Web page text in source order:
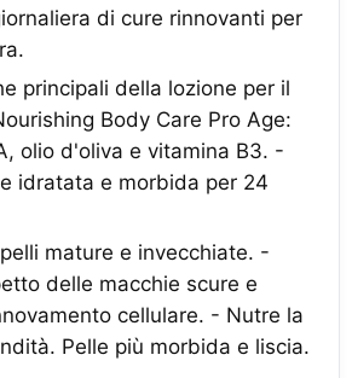
di cure rinnovanti per
principali della lozione per il
Body Care Pro Age:
olio d'oliva e vitamina B3. -
idratata e morbida per 24
mature e invecchiate. -
delle macchie scure e
cellulare. - Nutre la
Pelle più morbida e liscia.